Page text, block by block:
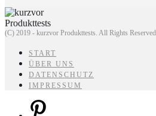
(C) 2019 - kurzvor Produkttests. All Rights Reserved.
START
ÜBER UNS
DATENSCHUTZ
IMPRESSUM